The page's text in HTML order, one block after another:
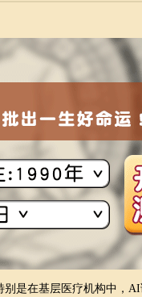
是在基层医疗机构中，